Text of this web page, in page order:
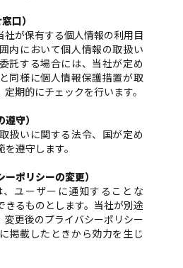
口）
社が保有する個人情報の利用目
内において個人情報の取扱い
託する場合には、当社が定め
同様に個人情報保護措置が取
期的にチェックを行います。
守）
扱いに関する法令、国が定め
遵守します。
ポリシーの変更）
ユーザーに通知することな
きるものとします。当社が別途
変更後のプライバシーポリシー
掲載したときから効力を生じ